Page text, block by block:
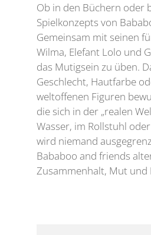
Ob in den Büchern oder
Spielkonzepts von
Gemeinsam mit seinen
Wilma, Elefant Lolo und
das Mutigsein zu üben.
Geschlecht, Hautfarbe
weltoffenen Figuren
die sich in der „realen
Wasser, im Rollstuhl
wird niemand
Bababoo and friends
Zusammenhalt, Mut und